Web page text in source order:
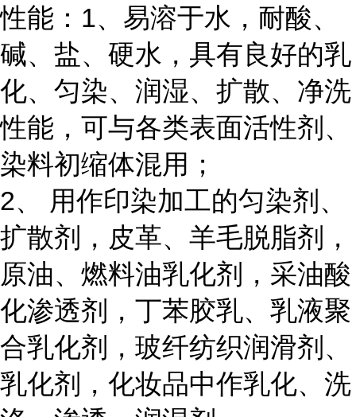
性能：1、易溶于水，耐酸、
碱、盐、硬水，具有良好的乳
化、匀染、润湿、扩散、净洗
性能，可与各类表面活性剂、
染料初缩体混用；
2、 用作印染加工的匀染剂、
扩散剂，皮革、羊毛脱脂剂，
原油、燃料油乳化剂，采油酸
化渗透剂，丁苯胶乳、乳液聚
合乳化剂，玻纤纺织润滑剂、
乳化剂，化妆品中作乳化、洗